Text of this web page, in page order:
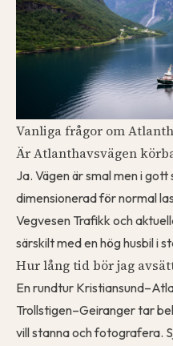
Vanliga frågor om
Är Atlanthavsvägen
Ja. Vägen är smal men i
dimensionerad för normal
Vegvesen Trafikk och
särskilt med en hög husbil i
Hur lång tid bör jag
En rundtur
Trollstigen–Geiranger tar
vill stanna och fotografera.